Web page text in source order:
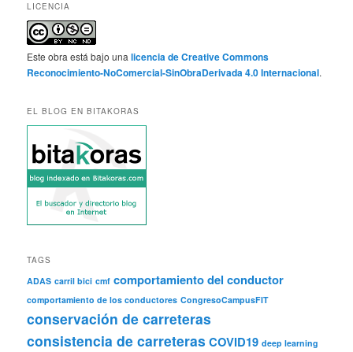
LICENCIA
Este obra está bajo unalicencia de Creative Commons
Reconocimiento-NoComercial-SinObraDerivada 4.0 Internacional.
EL BLOG EN BITAKORAS
TAGS
ADAS carril bici cmf comportamiento del conductor
comportamiento de los conductores CongresoCampusFIT
conservación de carreteras
consistencia de carreteras COVID19 deep learning